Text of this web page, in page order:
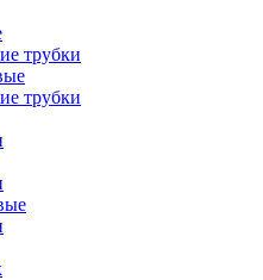
трубки
трубки